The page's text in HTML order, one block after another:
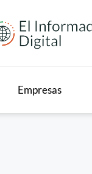
Empresas